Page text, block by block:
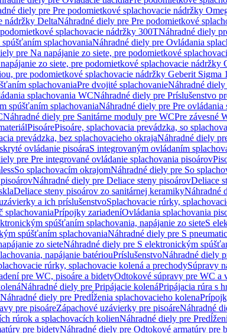
diely pre Pre podomietkové splachovacie nádržky
nádržky DeltaNáhradné diely pre Pre podomietkové
splachovacie nádržky 300TNáhradné diely
splachovaniaNáhradné diely pre Ovládania
pre Na napájanie zo siete, pre podomietkové
zo siete, pre podomietkové splachovacie nádržky
pre podomietkové splachovacie nádržky Geberit Sigma
splachovaniaPre dvojité splachovanieNáhradné
splachovania WCNáhradné diely pre Príslušenstvo
spúšťaním splachovaniaNáhradné diely pre Pre
Náhradné diely pre Sanitárne moduly pre WCPre závesné
PisoárePisoáre, splachovacia prevádzka, so
prevádzka, bez splachovacieho okrajaNáhradné diely
ovládanie pisoáraS integrovaným ovládaním
pre Pre integrované ovládanie splachovania pisoárov
So splachovacím okrajomNáhradné diely pre So
Náhradné diely pre Deliace steny pisoárovDeliace
Deliace steny pisoárov zo sanitárnej keramikyNáhradné
a ich príslušenstvoSplachovacie rúrky,
splachovaniaPrípojky zariadeníOvládania splachovania
spúšťaním splachovania, napájanie zo sieteS
spúšťaním splachovaniaNáhradné diely pre S
zo sieteNáhradné diely pre S elektronickým
napájanie batériouPríslušenstvoNáhradné diely
rúrky, splachovacie kolená a prechodySúpravy
pre WC, pisoáre a bidetyOdtokové súpravy pre WC a
Náhradné diely pre Pripájacie kolenáPripájacia rúra s
Náhradné diely pre Predĺženia splachovacieho kolena
pre pisoáreZápachové uzávierky pre pisoáreNáhradné
rúrok a splachovacích kolienNáhradné diely pre
pre bidetyNáhradné diely pre Odtokové armatúry pre